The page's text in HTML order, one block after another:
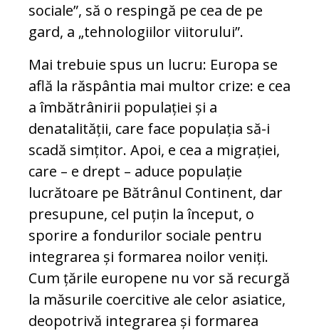
sociale”, să o respingă pe cea de pe
gard, a „tehnologiilor viitorului”.
Mai trebuie spus un lucru: Europa se
află la răspântia mai multor crize: e cea
a îmbătrânirii populației și a
denatalității, care face populația să-i
scadă simțitor. Apoi, e cea a migrației,
care – e drept – aduce populație
lucrătoare pe Bătrânul Continent, dar
presupune, cel puțin la început, o
sporire a fondurilor sociale pentru
integrarea și formarea noilor veniți.
Cum țările europene nu vor să recurgă
la măsurile coercitive ale celor asiatice,
deopotrivă integrarea și formarea